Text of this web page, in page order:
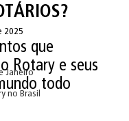
Janeiro
no Brasil
2025
que
Rotary e seus
todo